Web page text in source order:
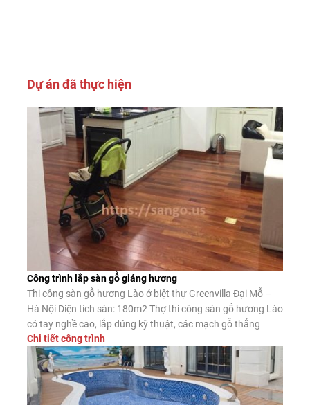
Dự án đã thực hiện
Công trình lắp sàn gỗ giáng hương
Thi công sàn gỗ hương Lào ở biệt thự Greenvilla Đại Mỗ –
Hà Nội Diện tích sàn: 180m2 Thợ thi công sàn gỗ hương Lào
có tay nghề cao, lắp đúng kỹ thuật, các mạch gỗ thẳng
hàng, đẹp mắt Độ đồng đều màu sắc sàn gỗ hương solid
cao, chất lượng gỗ đảm […]
Chi tiết công trình